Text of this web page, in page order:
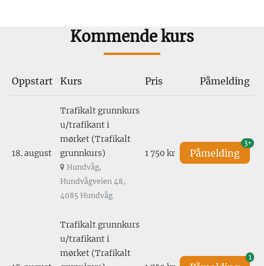
Kommende kurs
Oppstart Kurs Pris Påmelding
18. august
Trafikalt grunnkurs
u/trafikant i
mørket (Trafikalt
grunnkurs)
Hundvåg,
Hundvågveien 48,
4085 Hundvåg
1 750 kr Påmelding
3+
Trafikalt grunnkurs
u/trafikant i
mørket (Trafikalt
1